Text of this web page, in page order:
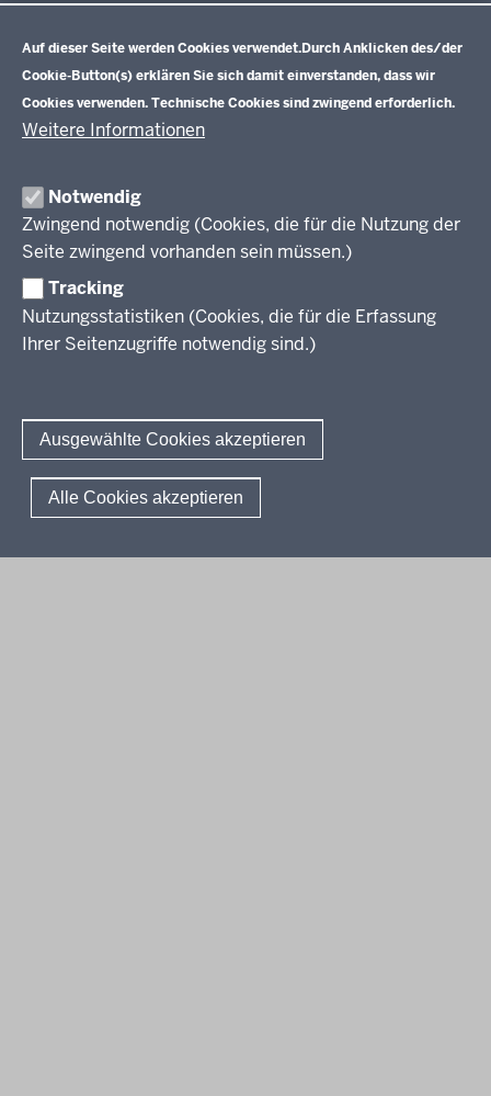
Auf dieser Seite werden Cookies verwendet.Durch Anklicken des/der
Cookie-Button(s) erklären Sie sich damit einverstanden, dass wir
Cookies verwenden. Technische Cookies sind zwingend erforderlich.
Weitere Informationen
Notwendig
Zwingend notwendig (Cookies, die für die Nutzung der
Seite zwingend vorhanden sein müssen.)
Tracking
Nutzungsstatistiken (Cookies, die für die Erfassung
Ihrer Seitenzugriffe notwendig sind.)
Ausgewählte Cookies akzeptieren
Alle Cookies akzeptieren
Zentrale Prüfungen 10
Übersicht
Fächer
Termine
Ergebnisberichte
Weitere Dokumente
Fragen und Antworten
Zentrale Klausuren Einführungsphase
Fächer
Aufgaben der letzten Jahre
Rechtsgrundlagen
Übersicht
Fächer
Prüfungsaufgaben
Rechtsgrundlagen
Termine
Ergebnisberichte
Zentralabitur Berufliches Gymnasium
Übersicht
Bildungsgänge
Fächer
Ergebnisberichte
Fragen und Antworten
Zentralabitur WbK
Übersicht
Rechtsgrundlagen
Termine
Ergebnisberichte
Sprachfeststellungsprüfung
Sprachprüfung im HSU
Kontakt
© 2026 Standardsicherung
Fußzeile
Impressum Datenschutzerklärung